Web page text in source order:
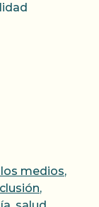
los medios,
,